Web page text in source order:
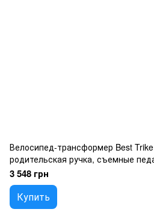
Велосипед-трансформер Best Trike
родительская ручка, съемные
3 548 грн
Купить